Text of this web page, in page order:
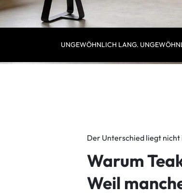
UNGEWÖHNLICH LANG.
Der Unterschied liegt nicht
Warum
Weil